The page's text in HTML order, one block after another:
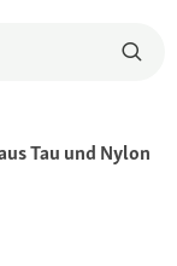
Tau und Nylon